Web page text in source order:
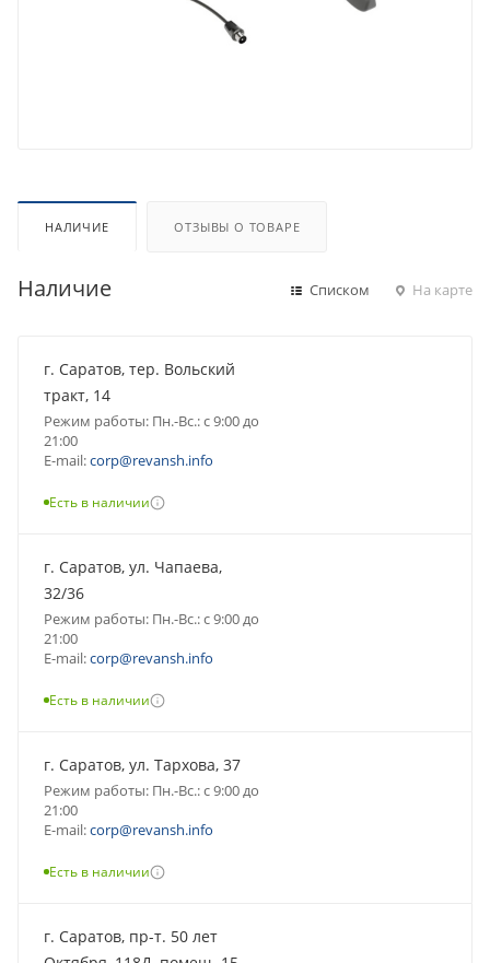
НАЛИЧИЕ ОТЗЫВЫ О ТОВАРЕ
Наличие Списком На карте
г. Саратов, тер. Вольский
тракт, 14
Режим работы: Пн.-Вс.: с 9:00 до
21:00
E-mail:corp@revansh.info
Есть в наличии
г. Саратов, ул. Чапаева,
32/36
Режим работы: Пн.-Вс.: с 9:00 до
21:00
E-mail:corp@revansh.info
Есть в наличии
г. Саратов, ул. Тархова, 37
Режим работы: Пн.-Вс.: с 9:00 до
21:00
E-mail:corp@revansh.info
Есть в наличии
г. Саратов, пр-т. 50 лет